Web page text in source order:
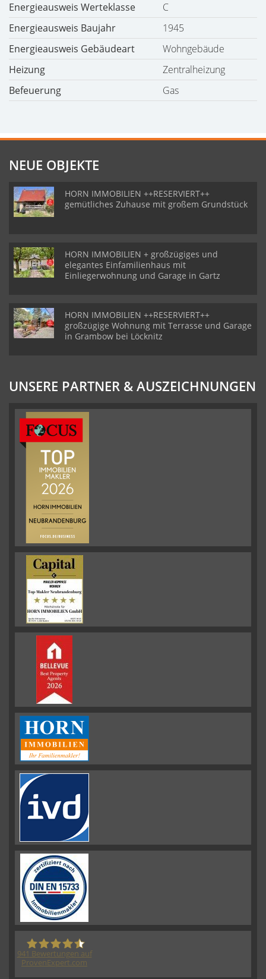
Energieausweis Werteklasse
C
Energieausweis Baujahr
1945
Energieausweis Gebäudeart
Wohngebäude
Heizung
Zentralheizung
Befeuerung
Gas
NEUE OBJEKTE
HORN IMMOBILIEN ++RESERVIERT++
gemütliches Zuhause mit großem Grundstück
HORN IMMOBILIEN + großzügiges und
elegantes Einfamilienhaus mit
Einliegerwohnung und Garage in Gartz
HORN IMMOBILIEN ++RESERVIERT++
großzügige Wohnung mit Terrasse und Garage
in Grambow bei Löcknitz
UNSERE PARTNER & AUSZEICHNUNGEN
941 Bewertungen auf
ProvenExpert.com